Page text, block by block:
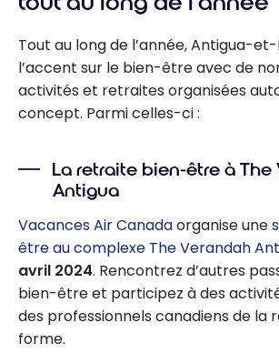
Tout au long de l’année, Antigua-
l’accent sur le bien-être avec de
activités et retraites organisées
concept. Parmi celles-ci :
La retraite bien-être à The
Antigua
Vacances Air Canadaorganise une
être au complexe The Verandah
avril 2024. Rencontrez d’autres
bien-être et participez à des
des professionnels canadiens de la
forme.